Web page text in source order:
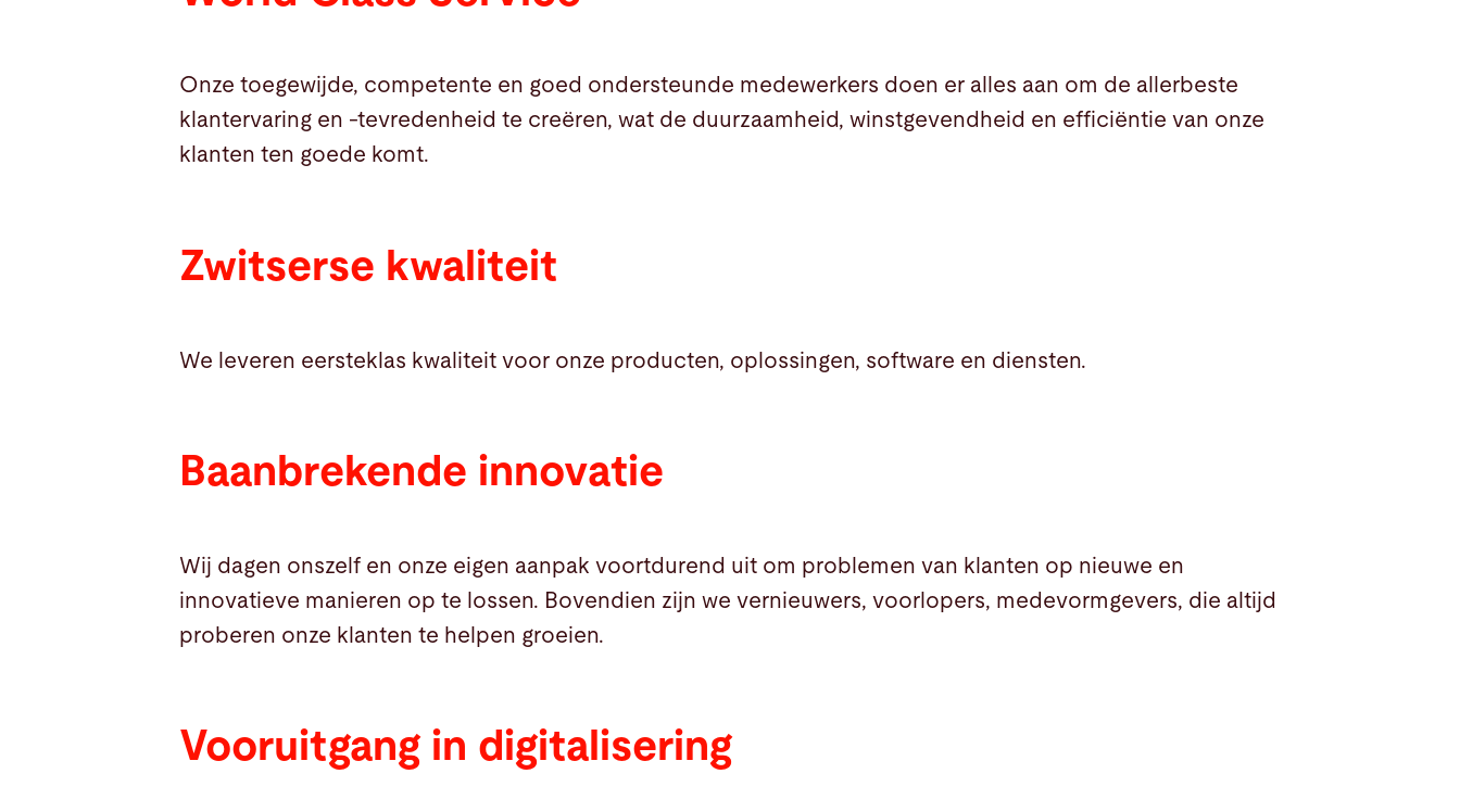
Onze toegewijde, competente en goed ondersteunde medewerkers doen er alles aan om de allerbeste
klantervaring en -tevredenheid te creëren, wat de duurzaamheid, winstgevendheid en efficiëntie van onze
klanten ten goede komt.
Zwitserse kwaliteit
We leveren eersteklas kwaliteit voor onze producten, oplossingen, software en diensten.
Baanbrekende innovatie
Wij dagen onszelf en onze eigen aanpak voortdurend uit om problemen van klanten op nieuwe en
innovatieve manieren op te lossen. Bovendien zijn we vernieuwers, voorlopers, medevormgevers, die altijd
proberen onze klanten te helpen groeien.
Vooruitgang in digitalisering